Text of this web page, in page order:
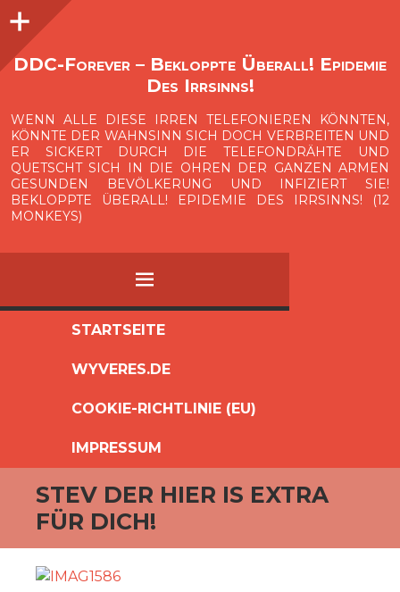
O
p
e
n
i
d
e
b
a
DDC-Forever – Bekloppte Überall! Epidemie
Des Irrsinns!
WENN ALLE DIESE IRREN TELEFONIEREN KÖNNTEN,
KÖNNTE DER WAHNSINN SICH DOCH VERBREITEN UND
ER SICKERT DURCH DIE TELEFONDRÄHTE UND
QUETSCHT SICH IN DIE OHREN DER GANZEN ARMEN
GESUNDEN BEVÖLKERUNG UND INFIZIERT SIE!
BEKLOPPTE ÜBERALL! EPIDEMIE DES IRRSINNS! (12
MONKEYS)
MENÜ
SPRINGEN
STARTSEITE
WYVERES.DE
COOKIE-RICHTLINIE (EU)
IMPRESSUM
Seitenleiste
STEV DER HIER IS EXTRA
FÜR DICH!